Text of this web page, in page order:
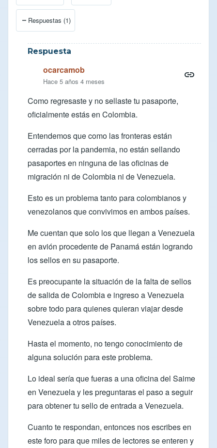
Respuestas (1)
Respuesta
ocarcamob
Hace 5 años 4 meses
Como regresaste y no sellaste tu pasaporte,
oficialmente estás en Colombia.
Entendemos que como las fronteras están
cerradas por la pandemia, no están sellando
pasaportes en ninguna de las oficinas de
migración ni de Colombia ni de Venezuela.
Esto es un problema tanto para colombianos y
venezolanos que convivimos en ambos países.
Me cuentan que solo los que llegan a Venezuela
en avión procedente de Panamá están logrando
los sellos en su pasaporte.
Es preocupante la situación de la falta de sellos
de salida de Colombia e ingreso a Venezuela
sobre todo para quienes quieran viajar desde
Venezuela a otros países.
Hasta el momento, no tengo conocimiento de
alguna solución para este problema.
Lo ideal sería que fueras a una oficina del Saime
en Venezuela y les preguntaras el paso a seguir
para obtener tu sello de entrada a Venezuela.
Cuanto te respondan, entonces nos escribes en
este foro para que miles de lectores se enteren y